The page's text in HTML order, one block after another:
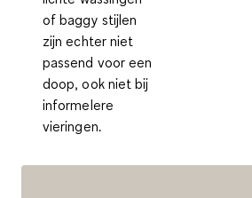
of baggy stijlen
zijn echter niet
passend voor een
doop, ook niet bij
informelere
vieringen.